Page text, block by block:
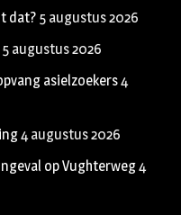
dat? 5 augustus 2026
5 augustus 2026
asielzoekers4
4 augustus 2026
op Vughterweg4